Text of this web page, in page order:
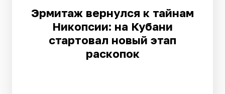
Эрмитаж вернулся к тайнам
Никопсии: на Кубани
стартовал новый этап
раскопок